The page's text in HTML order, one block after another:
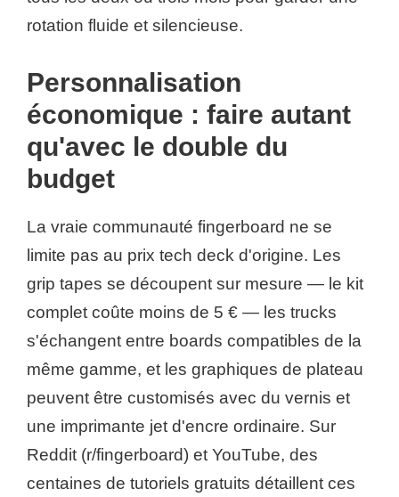
rotation fluide et silencieuse.
Personnalisation
économique : faire autant
qu'avec le double du
budget
La vraie communauté fingerboard ne se
limite pas au prix tech deck d'origine. Les
grip tapes se découpent sur mesure — le kit
complet coûte moins de 5 € — les trucks
s'échangent entre boards compatibles de la
même gamme, et les graphiques de plateau
peuvent être customisés avec du vernis et
une imprimante jet d'encre ordinaire. Sur
Reddit (r/fingerboard) et YouTube, des
centaines de tutoriels gratuits détaillent ces